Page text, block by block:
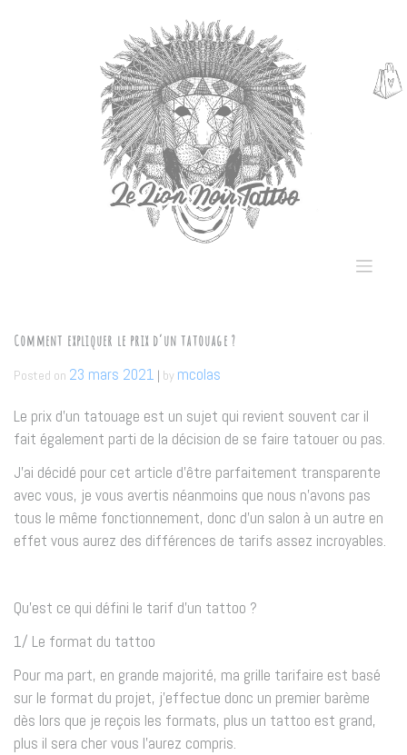
Comment expliquer le prix d’un tatouage ?
Posted on 23 mars 2021 | by mcolas
Le prix d’un tatouage est un sujet qui revient souvent car il
fait également parti de la décision de se faire tatouer ou pas.
J’ai décidé pour cet article d’être parfaitement transparente
avec vous, je vous avertis néanmoins que nous n’avons pas
tous le même fonctionnement, donc d’un salon à un autre en
effet vous aurez des différences de tarifs assez incroyables.
Qu’est ce qui défini le tarif d’un tattoo ?
1/ Le format du tattoo
Pour ma part, en grande majorité, ma grille tarifaire est basé
sur le format du projet, j’effectue donc un premier barème
dès lors que je reçois les formats, plus un tattoo est grand,
plus il sera cher vous l’aurez compris.